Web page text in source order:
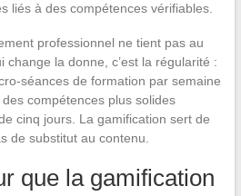
liés à des compétences vérifiables.
professionnel ne tient pas au
change la donne, c’est la régularité :
séances de formation par semaine
compétences plus solides
cinq jours. La gamification sert de
de substitut au contenu.
que la gamification